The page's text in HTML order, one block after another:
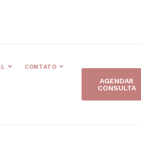
CONTATO
AGENDAR
CONSULTA